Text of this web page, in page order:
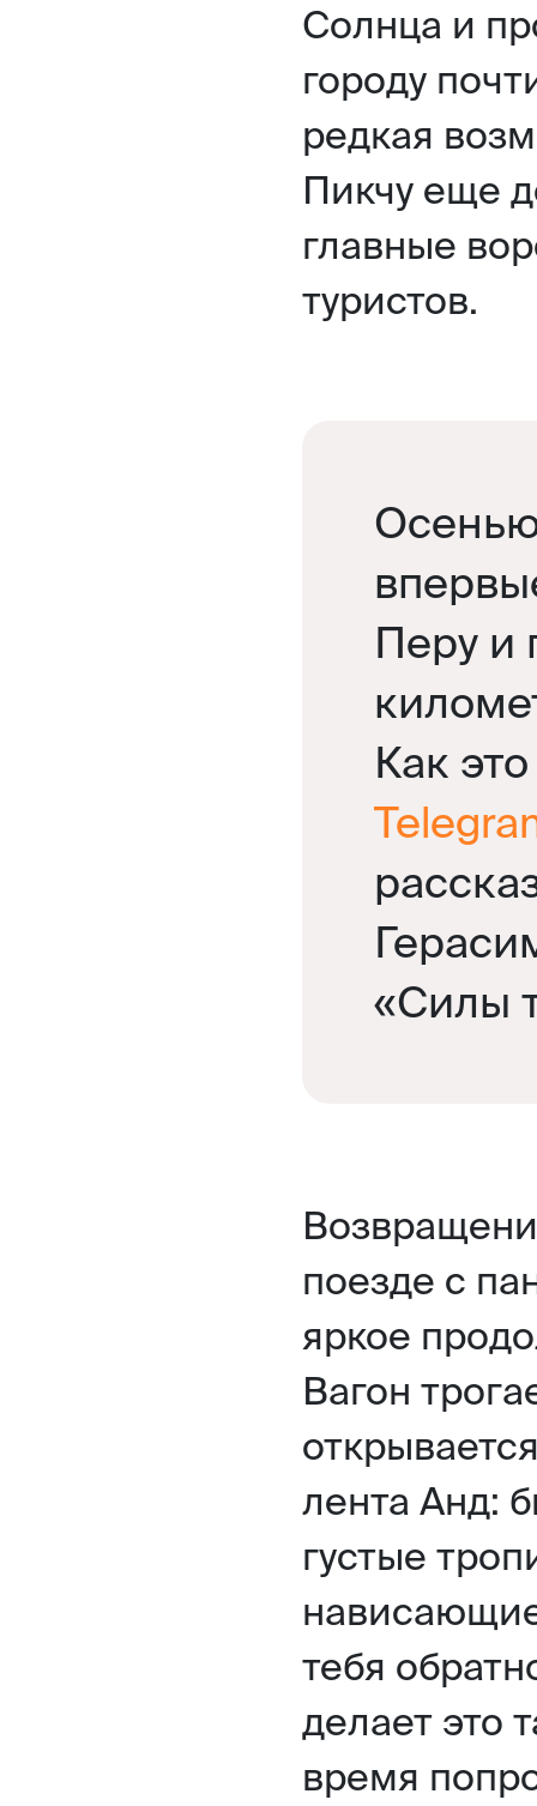
Солнца и
городу
редкая
Пикчу еще
главные
туристов.
Перу и
Как
«Силы
поезде с
яркое
Вагон
лента Анд:
густые
тебя
делает это
время